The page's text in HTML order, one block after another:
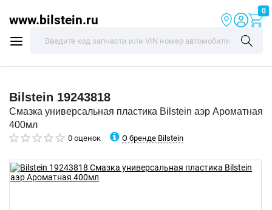
www.bilstein.ru
0
Bilstein 19243818
Смазка универсальная пластика Bilstein аэр Ароматная
400мл
0 оценок О бренде Bilstein